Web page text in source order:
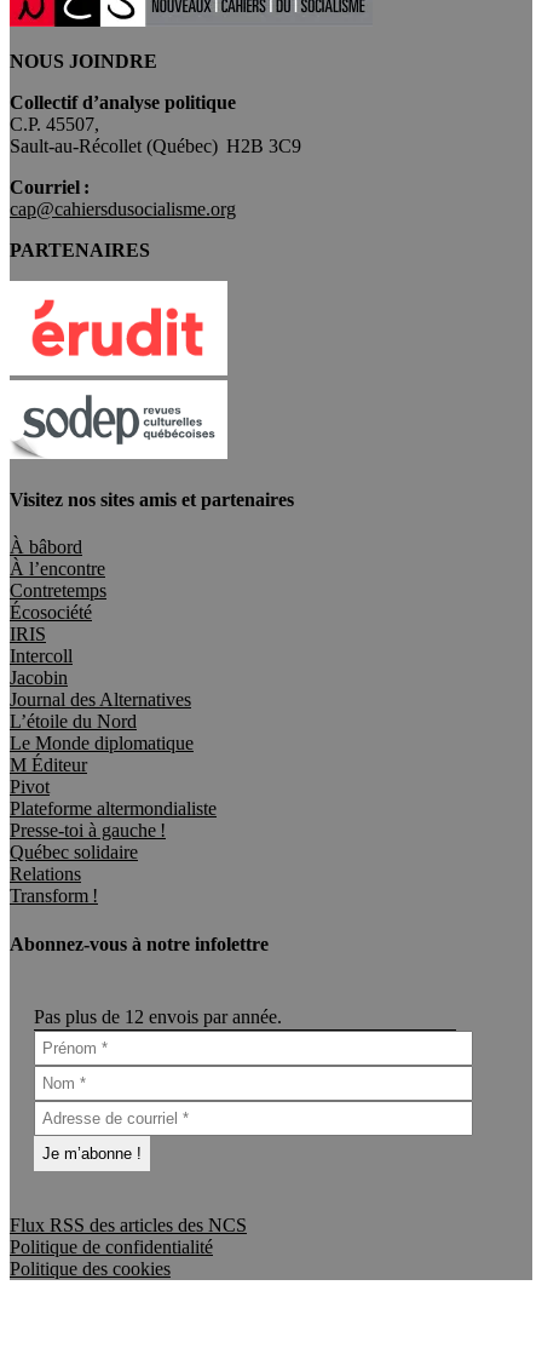
NOUS JOINDRE
Collectif d’analyse politique
C.P. 45507,
Sault-au-Récollet (Québec) H2B 3C9
Courriel :
cap@cahiersdusocialisme.org
PARTENAIRES
Visitez nos sites amis et partenaires
À bâbord
À l’encontre
Contretemps
Écosociété
IRIS
Intercoll
Jacobin
Journal des Alternatives
L’étoile du Nord
Le Monde diplomatique
M Éditeur
Pivot
Plateforme altermondialiste
Presse-toi à gauche !
Québec solidaire
Relations
Transform !
Abonnez-vous à notre infolettre
Pas plus de 12 envois par année.
Flux RSS des articles des NCS
Politique de confidentialité
Politique des cookies